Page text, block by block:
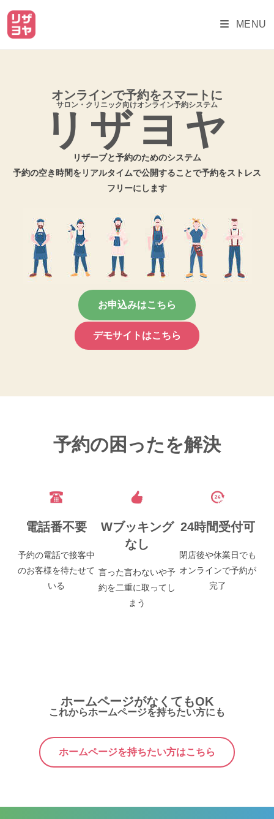
MENU
オンラインで予約をスマートに
サロン・クリニック向けオンライン予約システム
リザヨヤ
リザーブと予約のためのシステム
予約の空き時間をリアルタイムで公開することで予約をストレス
フリーにします
お申込みはこちら
デモサイトはこちら
予約の困ったを解決
電話番不要
予約の電話で接客中
のお客様を待たせて
いる
Wブッキング
なし
言った言わないや予
約を二重に取ってし
まう
24時間受付可
閉店後や休業日でも
オンラインで予約が
完了
ホームページがなくてもOK
これからホームページを持ちたい方にも
ホームページを持ちたい方はこちら